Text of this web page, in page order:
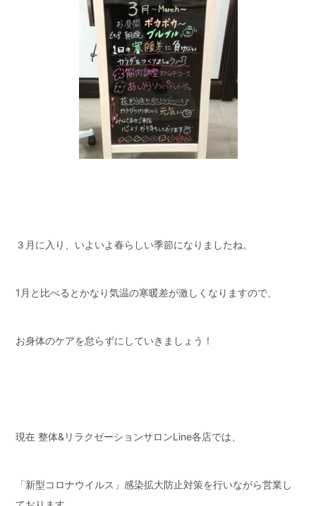
３月に入り、いよいよ春らしい季節になりましたね。
1月と比べるとかなり気温の寒暖差が激しくなりますので、
お身体のケアを怠らずにしていきましょう！
現在 整体&リラクゼーションサロンLine各店では、
「新型コロナウイルス」感染拡大防止対策を行いながら営業し